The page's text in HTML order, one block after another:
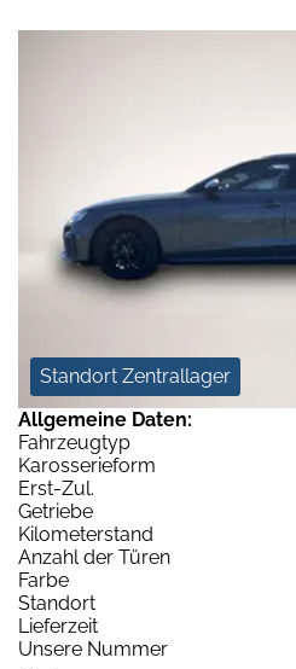
Standort Zentrallager
Allgemeine Daten:
Fahrzeugtyp
Karosserieform
Erst-Zul.
Getriebe
Kilometerstand
Anzahl der Türen
Farbe
Standort
Lieferzeit
Unsere Nummer